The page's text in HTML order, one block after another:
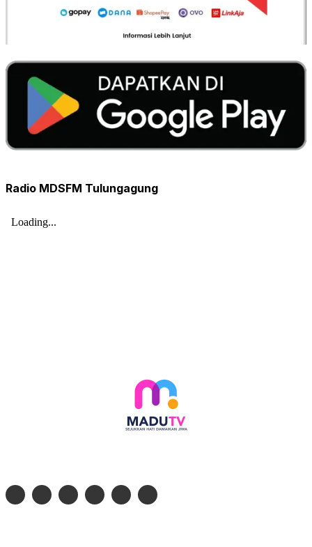
Radio MDSFM Tulungagung